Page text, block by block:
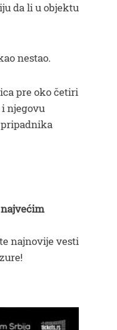
da li u objektu
nestao.
pre oko četiri
njegovu
pripadnika
najnovije vesti